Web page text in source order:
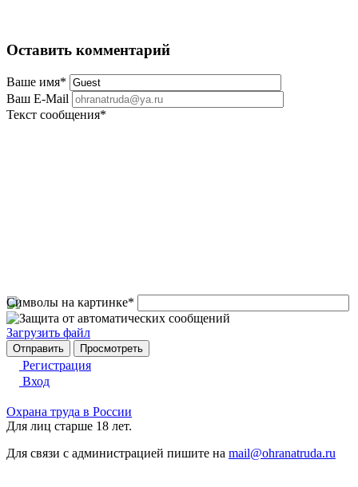
Оставить комментарий
Ваше имя*
Ваш E-Mail
Текст сообщения*
Символы на картинке*
Загрузить файл
Регистрация
Вход
Охрана труда в России
Для лиц старше 18 лет.
Для связи с администрацией пишите на mail@ohranatruda.ru